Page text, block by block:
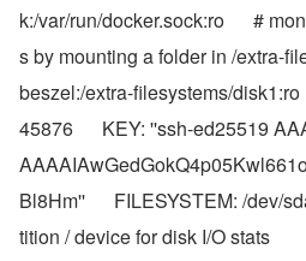
k:/var/run/docker.sock:ro      #
s by mounting a folder in /extra-
beszel:/extra-filesystems/disk1:ro
45876      KEY: ''ssh-ed25519
Bl8Hm''      FILESYSTEM: /
tition / device for disk I/O stats